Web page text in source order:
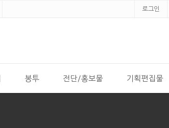
로그인
봉투 전단/홍보물 기획편집물